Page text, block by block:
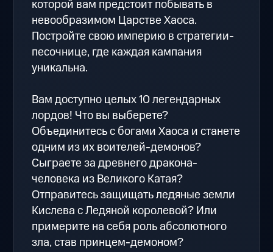
которой вам предстоит побывать в
невообразимом Царстве Хаоса.
Постройте свою империю в стратегии-
песочнице, где каждая кампания
уникальна.
Вам доступно целых 10 легендарных
лордов! Что вы выберете?
Объединитесь с богами Хаоса и станете
одним из их воителей-демонов?
Сыграете за древнего дракона-
человека из Великого Катая?
Отправитесь защищать ледяные земли
Кислева с Ледяной королевой? Или
примерите на себя роль абсолютного
зла, став принцем-демоном?